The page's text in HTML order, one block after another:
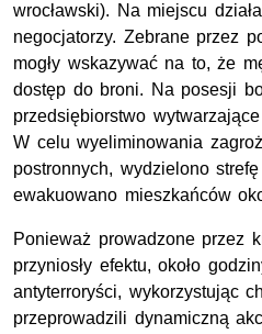
wrocławski). Na miejscu
negocjatorzy. Zebrane przez
mogły wskazywać na to, że
dostęp do broni. Na posesji
przedsiębiorstwo
W celu wyeliminowania
postronnych, wydzielono
ewakuowano mieszkańców
Ponieważ prowadzone przez
przyniosły efektu, około
antyterroryści, wykorzystując
przeprowadzili dynamiczną